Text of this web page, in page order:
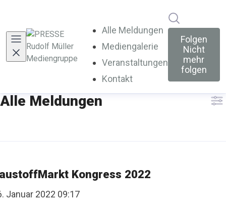
Alle Meldungen
Mediengalerie
Veranstaltungen
Kontakt
Folgen
Nicht
mehr
folgen
Alle Meldungen
Kongress 2022
Januar 2022 09:17